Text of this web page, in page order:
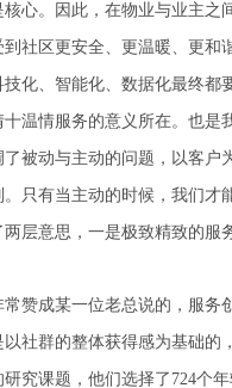
核心。因此，在物业与业主之
到社区更安全、更温暖、更和
技化、智能化、数据化最终都
十温情服务的意义所在。也是
了被动与主动的问题，以客户
。只有当主动的时候，我们才
两层意思，一是极致精致的服
成某一位老总说的，服务创
以社群的整体获得感为基础的
研究课题，他们选择了724个